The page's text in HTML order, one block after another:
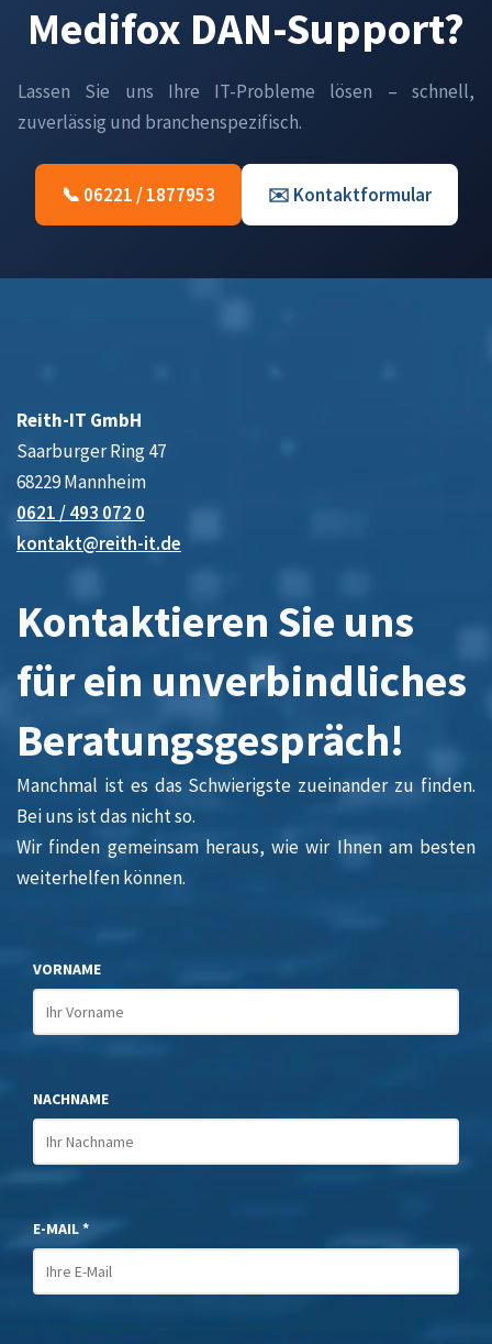
Medifox DAN-Support?
Lassen Sie uns Ihre IT-Probleme lösen – schnell,
zuverlässig und branchenspezifisch.
📞 06221 / 1877953 ✉️ Kontaktformular
Reith-IT GmbH
Saarburger Ring 47
68229 Mannheim
0621 / 493 072 0
kontakt@reith-it.de
Kontaktieren Sie uns
für ein unverbindliches
Beratungsgespräch!
Manchmal ist es das Schwierigste zueinander zu finden.
Bei uns ist das nicht so.
Wir finden gemeinsam heraus, wie wir Ihnen am besten
weiterhelfen können.
VORNAME
NACHNAME
E-MAIL *